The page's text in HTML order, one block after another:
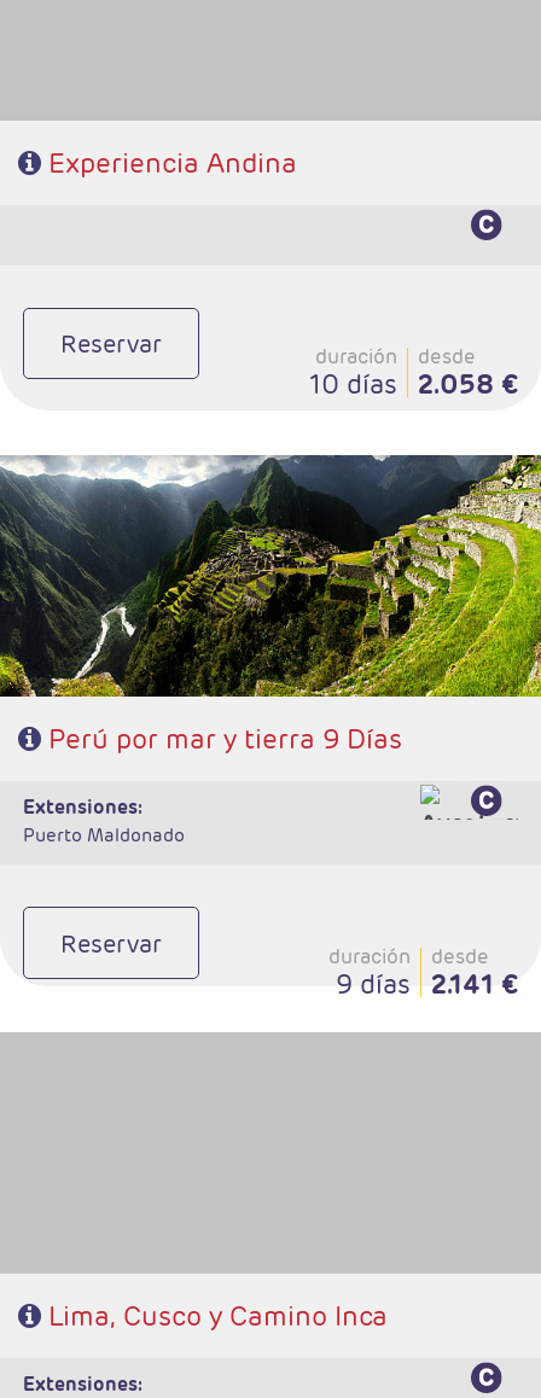
Experiencia Andina
Reservar duración
10 días
desde
2.058 €
- Salidas: Diarias
- Ruta: 3 noches Lima, 1 noche Paracas y 3 noches Cusco.
- Categoría hotelera: A elegir
- Régimen: 7 desayunos y 1 almuerzo
Perú por mar y tierra 9 Días
extensiones:
Puerto Maldonado
Reservar duración
9 días
desde
2.141 €
Lima, Cusco y Camino Inca
extensiones: